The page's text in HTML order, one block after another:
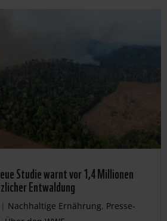
Studie warnt vor 1,4 Millionen
Entwaldung
| Nachhaltige Ernährung, Presse-